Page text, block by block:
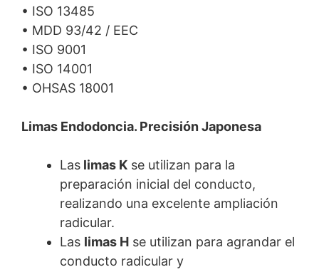
• ISO 13485
• MDD 93/42 / EEC
• ISO 9001
• ISO 14001
• OHSAS 18001
Limas Endodoncia. Precisión Japonesa
Las limas K se utilizan para la
preparación inicial del conducto,
realizando una excelente ampliación
radicular.
Las limas H se utilizan para agrandar el
conducto radicular y